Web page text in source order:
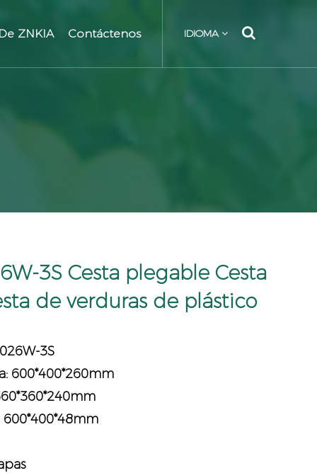
IDIOMA
ZNKIA Contáctenos
3S Cesta plegable Cesta
de verduras de plástico
3S
600*400*260mm